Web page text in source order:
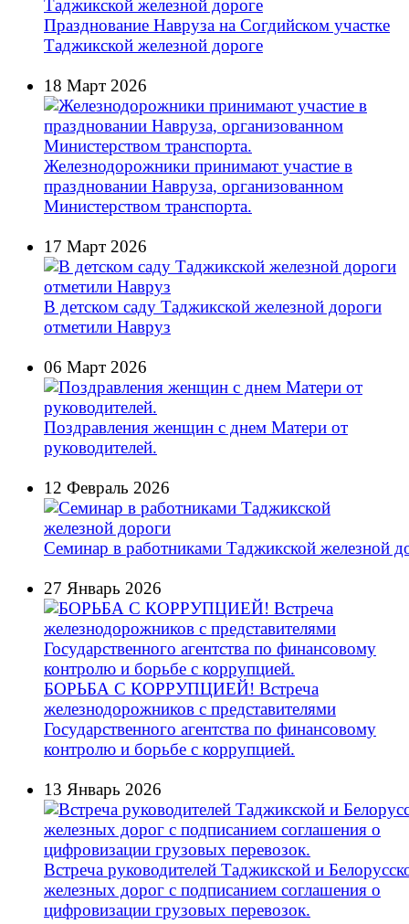
Празднование Навруза на Согдийском участке
Таджикской железной дороге
18 Март 2026
Железнодорожники принимают участие в
праздновании Навруза, организованном
Министерством транспорта.
17 Март 2026
В детском саду Таджикской железной дороги
отметили Навруз
06 Март 2026
Поздравления женщин с днем Матери от
руководителей.
12 Февраль 2026
Семинар в работниками Таджикской железной
27 Январь 2026
БОРЬБА С КОРРУПЦИЕЙ! Встреча
железнодорожников с представителями
Государственного агентства по финансовому
контролю и борьбе с коррупцией.
13 Январь 2026
Встреча руководителей Таджикской и
железных дорог с подписанием соглашения о
цифровизации грузовых перевозок.